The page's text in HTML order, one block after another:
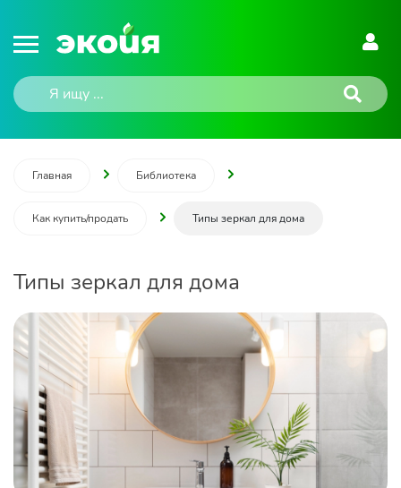
Главная Библиотека
Как купить/продать Типы зеркал для дома
Типы зеркал для дома